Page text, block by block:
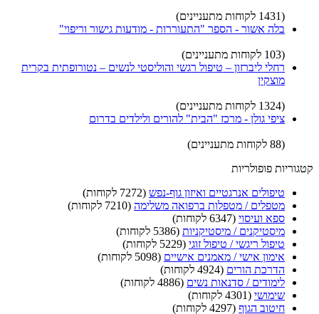
(1431 לקוחות מתעניינים)
בלה אשור - הספר "התעוררות - מודעות גישור וריפוי"
(103 לקוחות מתעניינים)
רחלי ליברזון – טיפול רגשי והוליסטי לנשים – נטורופתית בקרית
מוצקין
(1324 לקוחות מתעניינים)
ציפי גולן - מרכז "הבית" להורים ולילדים בדרום
(88 לקוחות מתעניינים)
קטגוריות פופולריות
טיפולים אנרגטיים ואיזון גוף-נפש (7272 לקוחות)
מטפלים / מטפלות ברפואה משלימה (7210 לקוחות)
ספא ועיסוי (6347 לקוחות)
מיסטיקנים / מיסטיקניות (5386 לקוחות)
טיפול ריגשי / טיפול זוגי (5229 לקוחות)
אימון אישי / מאמנים אישיים (5098 לקוחות)
הדרכת הורים (4924 לקוחות)
לימודים / סדנאות נשים (4886 לקוחות)
שימושי (4301 לקוחות)
חיטוב הגוף (4297 לקוחות)